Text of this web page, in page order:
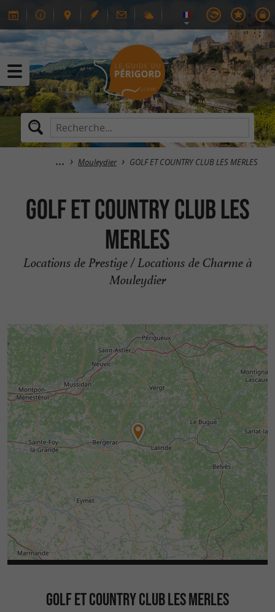
Mouleydier GOLF ET COUNTRY CLUB LES MERLES
GOLF ET COUNTRY CLUB LES
MERLES
Locations de Prestige / Locations de Charme à
Mouleydier
GOLF ET COUNTRY CLUB LES MERLES